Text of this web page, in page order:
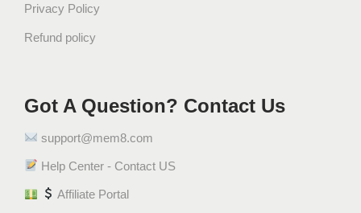
Privacy Policy
Refund policy
Got A Question? Contact Us
support@mem8.com
Help Center - Contact US
Affiliate Portal